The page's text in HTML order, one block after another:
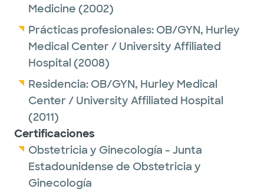
Medicine (2002)
Prácticas profesionales: OB/GYN, Hurley
Medical Center / University Affiliated
Hospital (2008)
Residencia: OB/GYN, Hurley Medical
Center / University Affiliated Hospital
(2011)
Certificaciones
Obstetricia y Ginecología - Junta
Estadounidense de Obstetricia y
Ginecología